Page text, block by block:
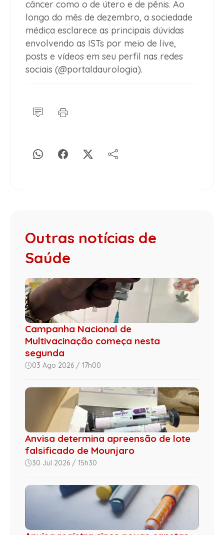
câncer como o de útero e de pênis. Ao
longo do mês de dezembro, a sociedade
médica esclarece as principais dúvidas
envolvendo as ISTs por meio de live,
posts e vídeos em seu perfil nas redes
sociais (@portaldaurologia).
Outras notícias de
Saúde
Campanha Nacional de
Multivacinação começa nesta
segunda
03 Ago 2026 / 17h00
Anvisa determina apreensão de lote
falsificado de Mounjaro
30 Jul 2026 / 15h30